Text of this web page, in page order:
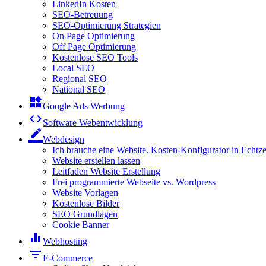
LinkedIn Kosten
SEO-Betreuung
SEO-Optimierung Strategien
On Page Optimierung
Off Page Optimierung
Kostenlose SEO Tools
Local SEO
Regional SEO
National SEO
widgetsGoogle Ads Werbung
codeSoftware Webentwicklung
border_colorWebdesign
Ich brauche eine Website. Kosten-Konfigurator in
Website erstellen lassen
Leitfaden Website Erstellung
Frei programmierte Webseite vs. Wordpress
Website Vorlagen
Kostenlose Bilder
SEO Grundlagen
Cookie Banner
equalizer Webhosting
filter_listE-Commerce